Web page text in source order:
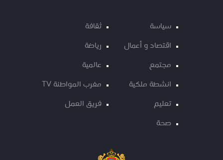
سياسة
اقتصاد و أعمال
مجتمع
انشطة ملكية
تعليم
صحة
ثقافة
رياضة
عالمية
مغرب المواطنة TV
فريق العمل